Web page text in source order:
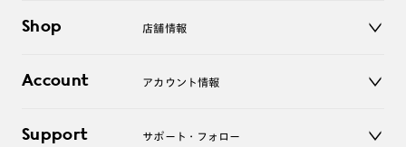
サングラス
コンタクトレンズ
アクセサリー
Shop 店舗情報
オンラインショップ
Account アカウント情報
ログアウト
Support サポート・フォロー